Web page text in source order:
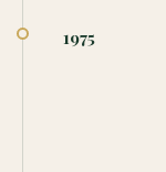
1975